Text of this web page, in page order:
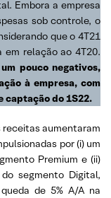
Embora a empresa
sob controle, o
que o 4T21
em relação ao 4T20.
pouco negativos,
à empresa, com
do 1S22.
receitas aumentaram
por (i) um
Premium e (ii)
segmento Digital,
de 5% A/A na